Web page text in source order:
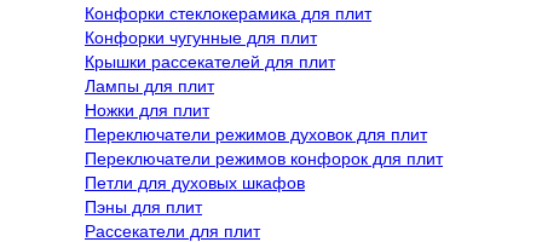
Конфорки стеклокерамика для плит
Конфорки чугунные для плит
Крышки рассекателей для плит
Лампы для плит
Ножки для плит
Переключатели режимов духовок для плит
Переключатели режимов конфорок для плит
Петли для духовых шкафов
Пэны для плит
Рассекатели для плит